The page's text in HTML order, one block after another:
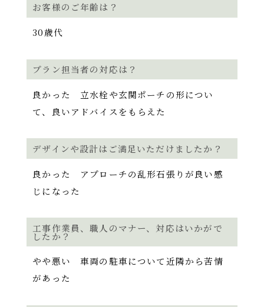
お客様のご年齢は？
30歳代
プラン担当者の対応は？
良かった 立水栓や玄関ポーチの形につい
て、良いアドバイスをもらえた
デザインや設計はご満足いただけましたか？
良かった アプローチの乱形石張りが良い感
じになった
工事作業員、職人のマナー、対応はいかがで
したか？
やや悪い 車両の駐車について近隣から苦情
があった